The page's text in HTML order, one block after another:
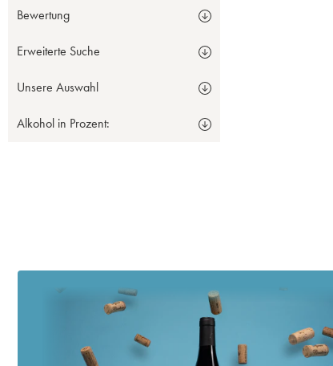
Bewertung
Erweiterte Suche
Unsere Auswahl
Alkohol in Prozent: